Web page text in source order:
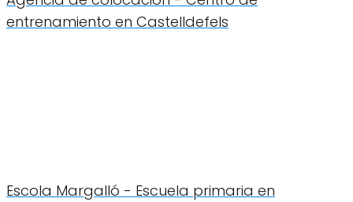
entrenamiento en Castelldefels
Escola Margalló - Escuela primaria en